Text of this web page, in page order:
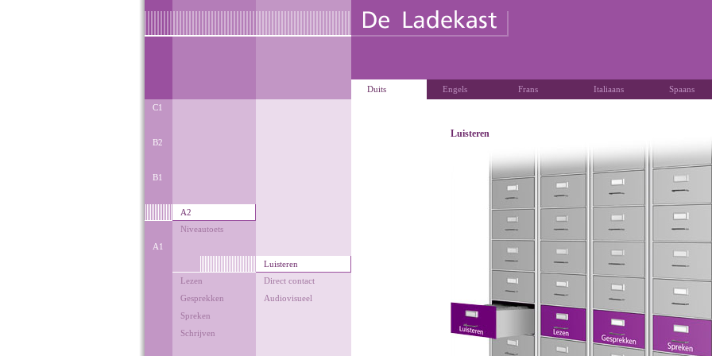
Duits Engels Frans Italiaans
Spaans
C1
B2
B1
A1
A2
Niveautoets
Lezen
Gesprekken
Spreken
Schrijven
Luisteren
Direct contact
Audiovisueel
Luisteren